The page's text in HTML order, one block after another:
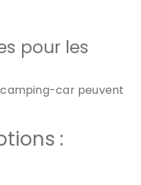
pour les
camping-car peuvent
: